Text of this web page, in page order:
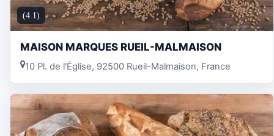
(4.1)
MAISON MARQUES RUEIL-MALMAISON
10 Pl. de l'Église, 92500 Rueil-Malmaison, France